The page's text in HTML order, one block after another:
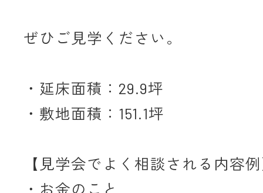
ぜひご見学ください。
・延床面積：29.9坪
・敷地面積：151.1坪
【見学会でよく相談される内容
・お金のこと